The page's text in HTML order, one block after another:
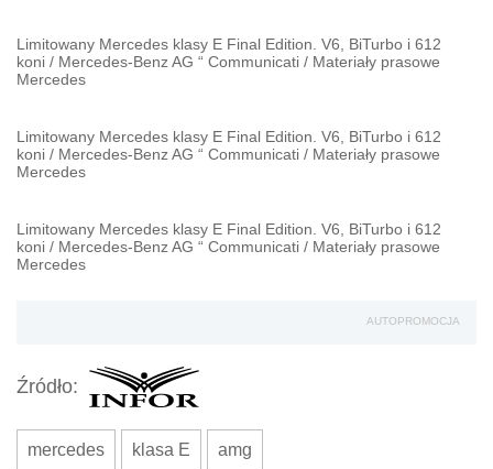
Limitowany Mercedes klasy E Final Edition. V6, BiTurbo i 612
koni / Mercedes-Benz AG “ Communicati / Materiały prasowe
Mercedes
Limitowany Mercedes klasy E Final Edition. V6, BiTurbo i 612
koni / Mercedes-Benz AG “ Communicati / Materiały prasowe
Mercedes
Limitowany Mercedes klasy E Final Edition. V6, BiTurbo i 612
koni / Mercedes-Benz AG “ Communicati / Materiały prasowe
Mercedes
AUTOPROMOCJA
Źródło:
mercedes klasa E amg